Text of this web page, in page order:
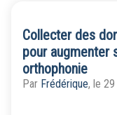
Collecter des
pour augmenter
orthophonie
Par Frédérique, le